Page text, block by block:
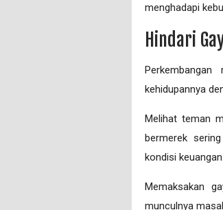
menghadapi
Hindari
kehidupannya
Melihat teman
bermerek
kondisi
Memaksakan
munculnya